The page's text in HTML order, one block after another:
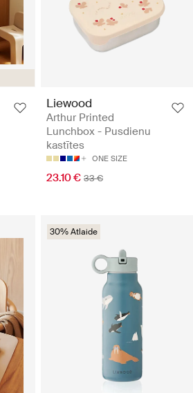
Liewood
Arthur Printed
Lunchbox - Pusdienu
kastītes
ONE SIZE
23.10 € 33 €
30% Atlaide